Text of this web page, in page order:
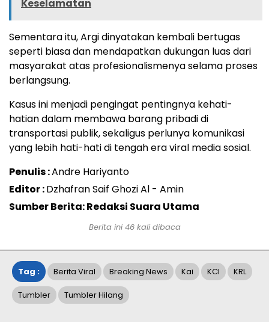
Keselamatan
Sementara itu, Argi dinyatakan kembali bertugas
seperti biasa dan mendapatkan dukungan luas dari
masyarakat atas profesionalismenya selama proses
berlangsung.
Kasus ini menjadi pengingat pentingnya kehati-
hatian dalam membawa barang pribadi di
transportasi publik, sekaligus perlunya komunikasi
yang lebih hati-hati di tengah era viral media sosial.
Penulis :Andre Hariyanto
Editor :Dzhafran Saif Ghozi Al - Amin
Sumber Berita: Redaksi Suara Utama
Berita ini 46kali dibaca
Tag : Berita Viral Breaking News Kai KCI KRL
Tumbler Tumbler Hilang